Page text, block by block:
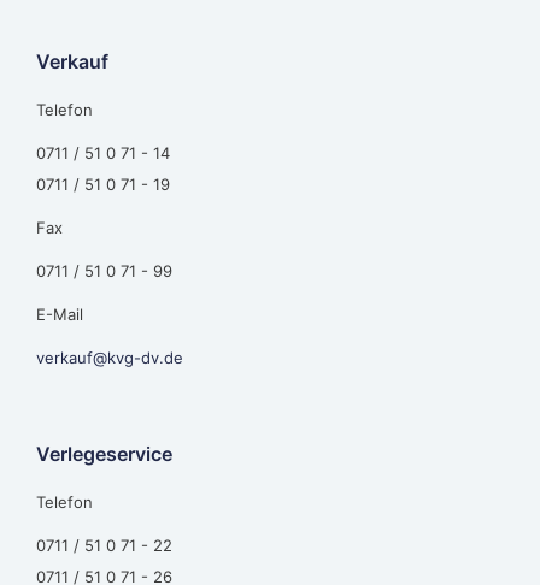
Verkauf
Telefon
0711 / 51 0 71 - 14
0711 / 51 0 71 - 19
Fax
0711 / 51 0 71 - 99
E-Mail
verkauf@kvg-dv.de
Verlegeservice
Telefon
0711 / 51 0 71 - 22
0711 / 51 0 71 - 26